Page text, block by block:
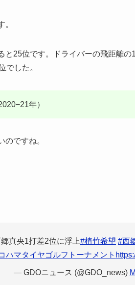
。
と25位です。ドライバーの飛距離
でした。
年）
のですね。
真央1打差2位に浮上#植竹希望 #西
ハマタイヤゴルフトーナメント
— GDOニュース (@GDO_news)